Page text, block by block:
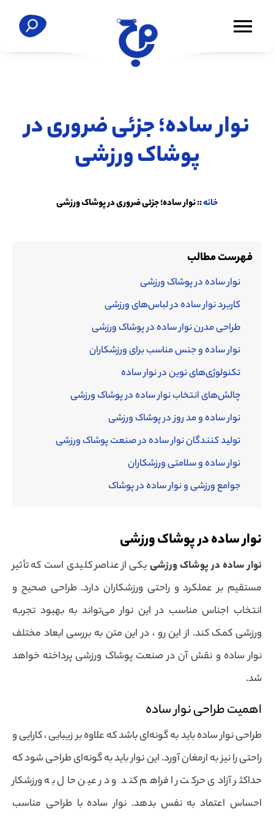
نوار ساده؛ جزئی ضروری در
پوشاک ورزشی
خانه::نوار ساده؛ جزئی ضروری در پوشاک ورزشی
فهرست مطالب
نوار ساده در پوشاک ورزشی
کاربرد نوار ساده در لباس‌های ورزشی
طراحی مدرن نوار ساده در پوشاک ورزشی
نوار ساده و جنس مناسب برای ورزشکاران
تکنولوژی‌های نوین در نوار ساده
چالش‌های انتخاب نوار ساده در پوشاک ورزشی
نوار ساده و مد روز در پوشاک ورزشی
تولید کنندگان نوار ساده در صنعت پوشاک ورزشی
نوار ساده و سلامتی ورزشکاران
جوامع ورزشی و نوار ساده در پوشاک
نوار ساده در پوشاک ورزشی
نوار ساده در پوشاک ورزشییکی از عناصر کلیدی است که تأثیر
مستقیم بر عملکرد و راحتی ورزشکاران دارد. طراحی صحیح و
انتخاب اجناس مناسب در این نوار می‌تواند به بهبود تجربه
ورزشی کمک کند. از این رو ، در این متن به بررسی ابعاد مختلف
نوار ساده و نقش آن در صنعت پوشاک ورزشی پرداخته خواهد
شد.
اهمیت طراحی نوار ساده
طراحی نوار ساده باید به گونه‌ای باشد که علاوه بر زیبایی ، کارایی و
راحتی را نیز به ارمغان آورد. این نوار باید به گونه‌ای طراحی شود که
حداکثر آزادی حرکت را فراهم کند و در عین حال به ورزشکار
احساس اعتماد به نفس بدهد. نوار ساده با طراحی مناسب